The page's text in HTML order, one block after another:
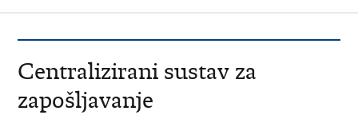
Centralizirani sustav za
zapošljavanje